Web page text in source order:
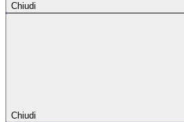
Chiudi
Chiudi